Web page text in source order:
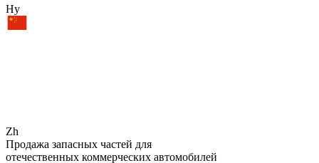
Hy
Zh
Продажа запасных частей для
отечественных коммерческих автомобилей